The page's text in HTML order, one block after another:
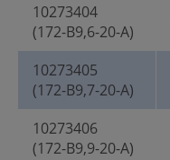
10273404
(172-B9,6-20-A)
10273405
(172-B9,7-20-A)
10273406
(172-B9,9-20-A)